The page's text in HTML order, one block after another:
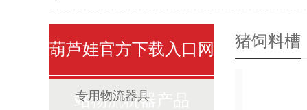
前副车架料架 电池周转料架
气瓶料架
猪饲料槽
葫芦娃官方下载入口网
站物流机器产品
专用物流器具